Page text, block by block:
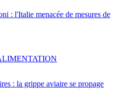
: l'Italie menacée de mesures de
: la grippe aviaire se propage